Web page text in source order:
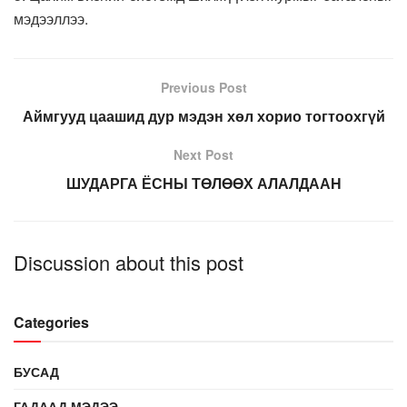
мэдээллээ.
Previous Post
Аймгууд цаашид дур мэдэн хөл хорио тогтоохгүй
Next Post
ШУДАРГА ЁСНЫ ТӨЛӨӨХ АЛАЛДААН
Discussion about this post
Categories
БУСАД